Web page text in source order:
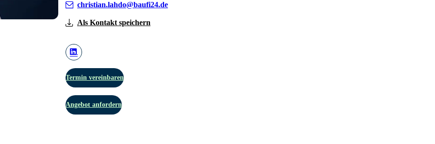
christian.lahdo@baufi24.de
Als Kontakt speichern
Termin vereinbaren
Angebot anfordern